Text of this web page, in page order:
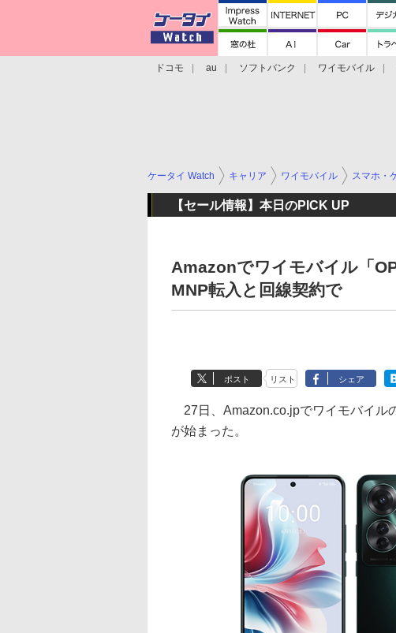
ドコモ au ソフトバンク ワイモバイル
ケータイ Watch キャリア ワイモバイル スマホ・
【セール情報】本日のPICK UP
Amazonでワイモバイル「
MNP転入と回線契約で
ポスト リスト シェア
27日、Amazon.co.jpでワイモバイル
が始まった。